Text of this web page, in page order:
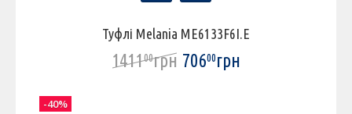
Туфлі Melania ME6133F6I.E
141100грн 70600грн
-40%